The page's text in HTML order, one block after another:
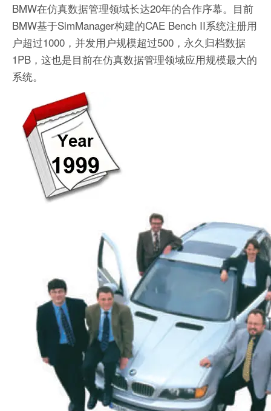
BMW在仿真数据管理领域长达20年的合作序幕。目前
BMW基于SimManager构建的CAE Bench II系统注册用
户超过1000，并发用户规模超过500，永久归档数据
1PB，这也是目前在仿真数据管理领域应用规模最大的
系统。